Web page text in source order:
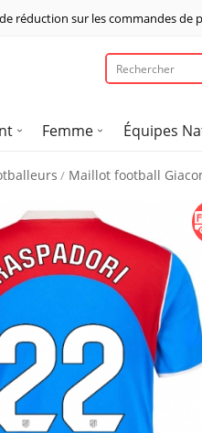
de réduction sur les commandes de
Femme Équipes
Maillot football